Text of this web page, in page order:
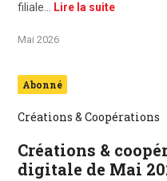
filiale… Lire la suite
Mai 2026
Abonné
Créations & Coopérations
Créations &
digitale de Mai